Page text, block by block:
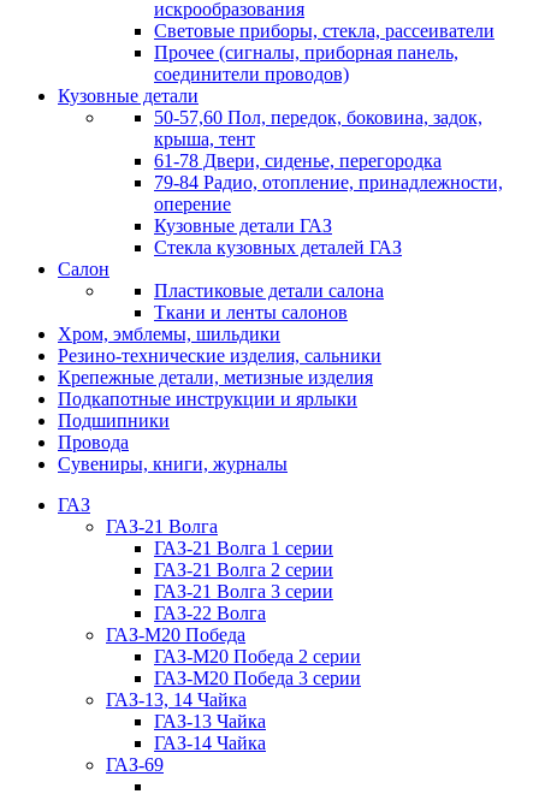
искрообразования
Световые приборы, стекла, рассеиватели
Прочее (сигналы, приборная панель,
соединители проводов)
Кузовные детали
50-57,60 Пол, передок, боковина, задок,
крыша, тент
61-78 Двери, сиденье, перегородка
79-84 Радио, отопление, принадлежности,
оперение
Кузовные детали ГАЗ
Стекла кузовных деталей ГАЗ
Салон
Пластиковые детали салона
Ткани и ленты салонов
Хром, эмблемы, шильдики
Резино-технические изделия, сальники
Крепежные детали, метизные изделия
Подкапотные инструкции и ярлыки
Подшипники
Провода
Сувениры, книги, журналы
ГАЗ
ГАЗ-21 Волга
ГАЗ-21 Волга 1 серии
ГАЗ-21 Волга 2 серии
ГАЗ-21 Волга 3 серии
ГАЗ-22 Волга
ГАЗ-М20 Победа
ГАЗ-М20 Победа 2 серии
ГАЗ-М20 Победа 3 серии
ГАЗ-13, 14 Чайка
ГАЗ-13 Чайка
ГАЗ-14 Чайка
ГАЗ-69